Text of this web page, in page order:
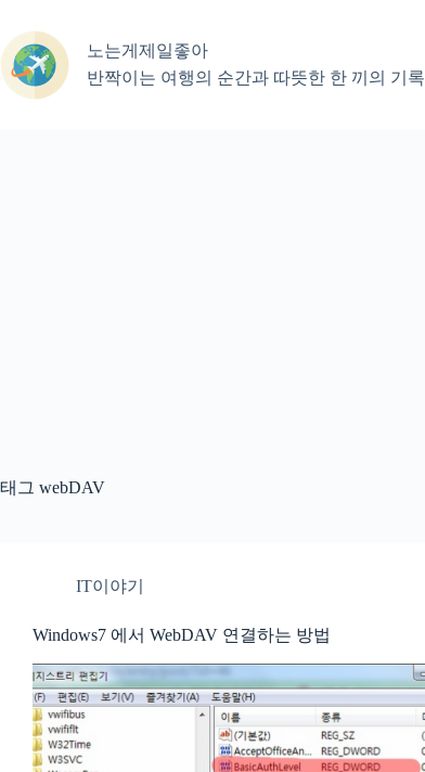
으
로
노는게제일좋아
반짝이는 여행의 순간과 따뜻한 한 끼의 기록
태그 webDAV
IT이야기
Windows7 에서 WebDAV 연결하는 방법